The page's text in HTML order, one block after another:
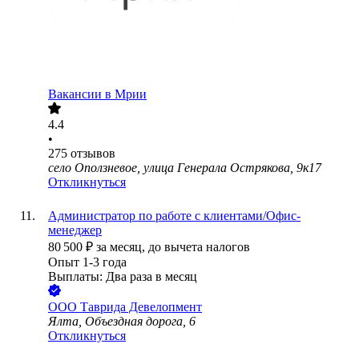
Вакансии в Мрии
4.4
•
275 отзывов
село Оползневое, улица Генерала Острякова, 9к17
Откликнуться
Администратор по работе с клиентами/Офис-
менеджер
80 500 ₽ за месяц, до вычета налогов
Опыт 1-3 года
Выплаты: Два раза в месяц
ООО Таврида Девелопмент
Ялта, Объездная дорога, 6
Откликнуться